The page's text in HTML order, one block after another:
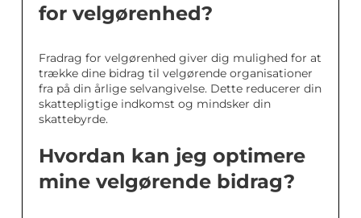
for velgørenhed?
Fradrag for velgørenhed giver dig mulighed for at
trække dine bidrag til velgørende organisationer
fra på din årlige selvangivelse. Dette reducerer din
skattepligtige indkomst og mindsker din
skattebyrde.
Hvordan kan jeg optimere
mine velgørende bidrag?